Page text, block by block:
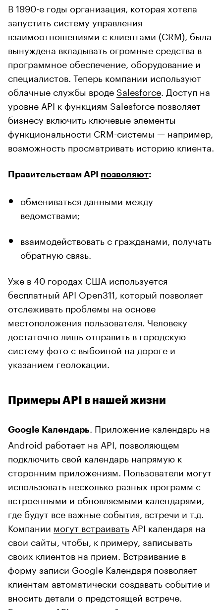
В 1990-е годы организация, которая хотела
запустить систему управления
взаимоотношениями с клиентами (CRM), была
вынуждена вкладывать огромные средства в
программное обеспечение, оборудование и
специалистов. Теперь компании используют
облачные службы вроде Salesforce . Доступ на
уровне API к функциям Salesforce позволяет
бизнесу включить ключевые элементы
функциональности CRM-системы — например,
возможность просматривать историю клиента.
Правительствам API позволяют:
обмениваться данными между
ведомствами;
взаимодействовать с гражданами, получать
обратную связь.
Уже в 40 городах США используется
бесплатный API Open311, который позволяет
отслеживать проблемы на основе
местоположения пользователя. Человеку
достаточно лишь отправить в городскую
систему фото с выбоиной на дороге и
указанием геолокации.
Примеры API в нашей жизни
Google Календарь
. Приложение-календарь на
Android работает на API, позволяющем
подключить свой календарь напрямую к
сторонним приложениям. Пользователи могут
использовать несколько разных программ с
встроенными и обновляемыми календарями,
где будут все важные события, встречи и т.д.
Компании могут встраивать API календаря на
свои сайты, чтобы, к примеру, записывать
своих клиентов на прием. Встраивание в
форму записи Google Календаря позволяет
клиентам автоматически создавать событие и
вносить детали о предстоящей встрече.